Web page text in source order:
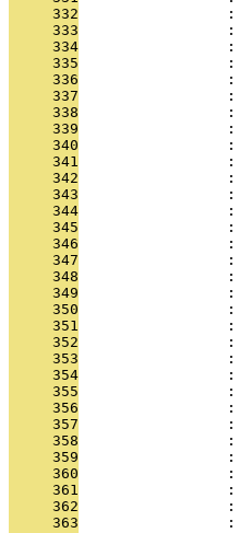
     332
:
     333
:
     334
:
     335
:
     336
:
     337
:
     338
:
     339
:
     340
:
     341
:
     342
:
     343
:
     344
:
     345
:
     346
:
     347
:
     348
:
     349
:
     350
:
     351
:
     352
:
     353
:
     354
:
     355
:
     356
:
     357
:
     358
:
     359
:
     360
:
     361
:
     362
:
     363
: